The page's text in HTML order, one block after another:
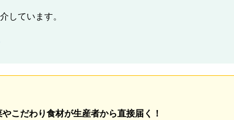
しています。
こだわり食材が生産者から直接届く！